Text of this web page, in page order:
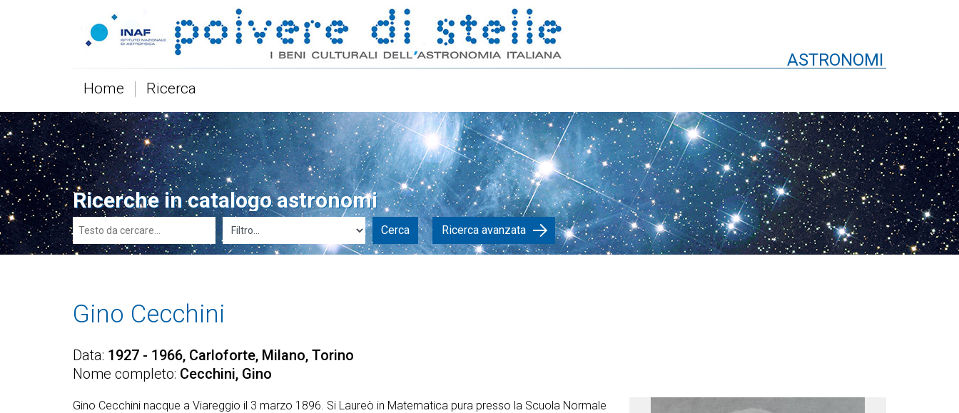
ASTRONOMI
Home Ricerca
Ricerche in catalogo astronomi
Cerca Ricerca avanzata
Gino Cecchini
Data 1927 - 1966, Carloforte, Milano, Torino
Nome completo Cecchini, Gino
Gino Cecchini nacque a Viareggio il 3 marzo 1896. Si Laureò in Matematica pura presso la Scuola Normale